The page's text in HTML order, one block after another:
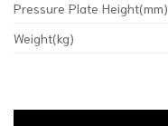
Pressure Plate Height(mm)
Weight(kg)